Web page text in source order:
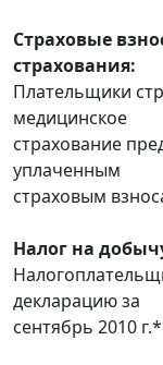
Страховые
страхования:
Плательщики
медицинское
страхование
уплаченным
страховым
Налог на
декларацию за
сентябрь 2010 г.*